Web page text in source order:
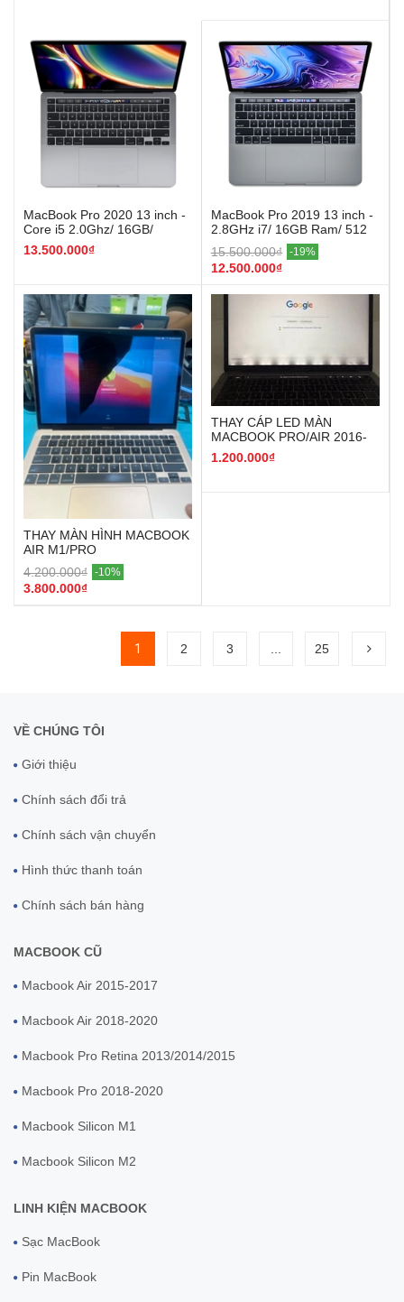
MacBook Pro 2020 13 inch -
Core i5 2.0Ghz/ 16GB/
512GB - USED (MWP42,
MWP72)
13.500.000₫
MacBook Pro 2019 13 inch -
2.8GHz i7/ 16GB Ram/ 512
SSD - 99%(MV972, MV9A2)
15.500.000₫ -19%
12.500.000₫
THAY MÀN HÌNH MACBOOK
AIR M1/PRO
4.200.000₫ -10%
3.800.000₫
THAY CÁP LED MÀN
MACBOOK PRO/AIR 2016-
2020
1.200.000₫
1 2 3 25
VỀ CHÚNG TÔI
Giới thiệu
Chính sách đổi trả
Chính sách vận chuyển
Hình thức thanh toán
Chính sách bán hàng
MACBOOK CŨ
Macbook Air 2015-2017
Macbook Air 2018-2020
Macbook Pro Retina 2013/2014/2015
Macbook Pro 2018-2020
Macbook Silicon M1
Macbook Silicon M2
LINH KIỆN MACBOOK
Sạc MacBook
Pin MacBook